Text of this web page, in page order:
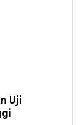
Uji